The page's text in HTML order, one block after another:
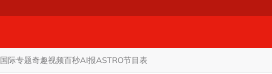
国际专题奇趣视频百秒AI报ASTRO节目表